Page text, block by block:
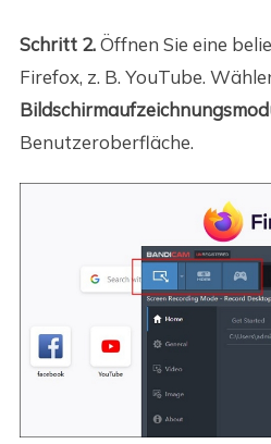
Schritt 2.Öffnen Sie eine
Firefox, z. B. YouTube.
Benutzeroberfläche.